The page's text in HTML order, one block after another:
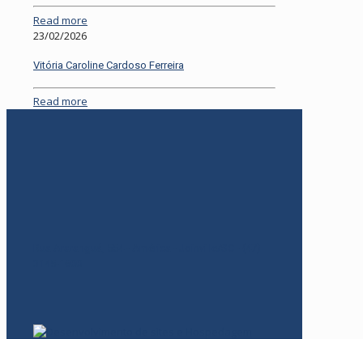
Read more
23/02/2026
Vitória Caroline Cardoso Ferreira
Read more